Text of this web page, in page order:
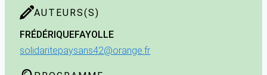
AUTEURS(S)
FRÉDÉRIQUEFAYOLLE
solidaritepaysans42@orange.fr